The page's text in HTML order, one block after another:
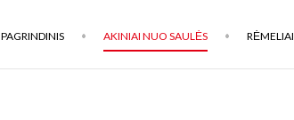
PAGRINDINIS AKINIAI NUO SAULĖS RĖMELIAI